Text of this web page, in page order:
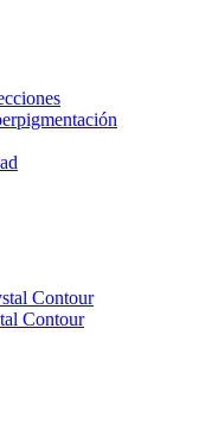
Contour